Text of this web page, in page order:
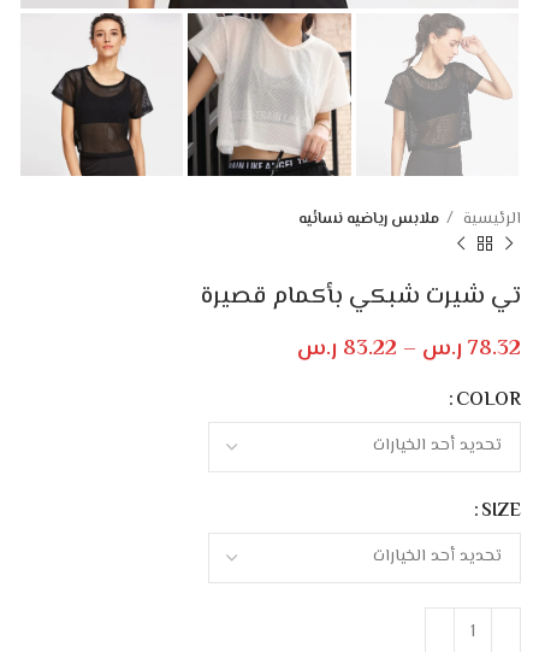
الرئيسية ملابس رياضيه نسائيه
تي شيرت شبكي بأكمام قصيرة
78.32 ر.س –
83.22 ر.س
COLOR
SIZE